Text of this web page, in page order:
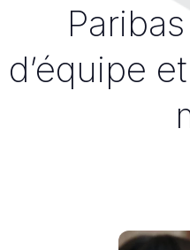
d’équipe